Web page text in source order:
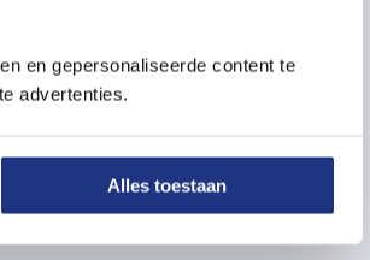
en gepersonaliseerde content te
advertenties.
Alles toestaan